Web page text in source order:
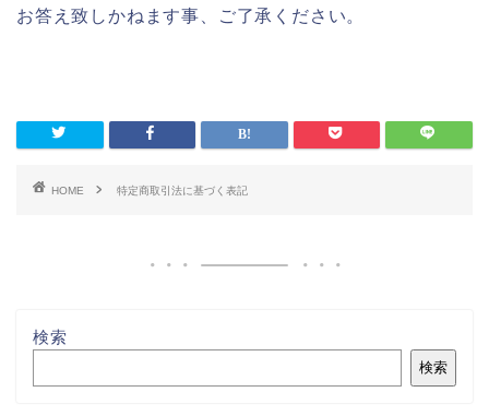
お答え致しかねます事、ご了承ください。
HOME 特定商取引法に基づく表記
検索
検索